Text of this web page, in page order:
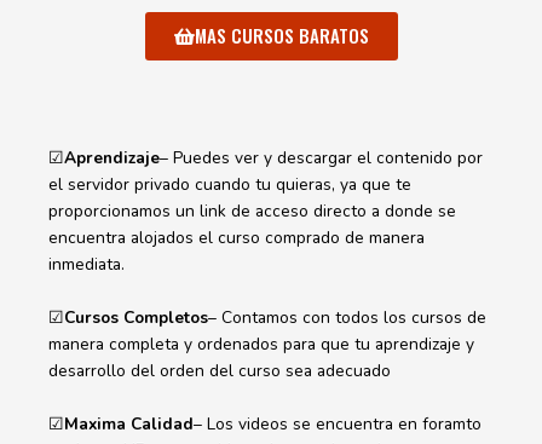
MAS CURSOS BARATOS
☑Aprendizaje– Puedes ver y descargar el contenido por
el servidor privado cuando tu quieras, ya que te
proporcionamos un link de acceso directo a donde se
encuentra alojados el curso comprado de manera
inmediata.
☑Cursos Completos– Contamos con todos los cursos de
manera completa y ordenados para que tu aprendizaje y
desarrollo del orden del curso sea adecuado
☑Maxima Calidad– Los videos se encuentra en foramto